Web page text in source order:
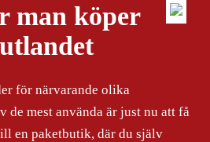
man köper
för närvarande olika
de mest använda är just nu att få
en paketbutik, där du själv